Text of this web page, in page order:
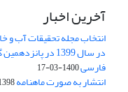
آخرین اخبار
انتخاب مجله تحقیقات آب و
در سال 1399 در
فارسی1400-03-17
انتشار به صورت ماهنامه03-27